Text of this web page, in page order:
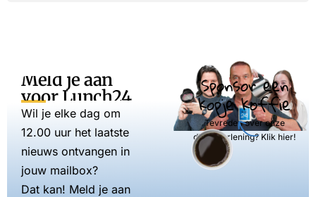
Meld je aan
voor Lunch24
Wil je elke dag om
12.00 uur het laatste
nieuws ontvangen in
jouw mailbox?
Dat kan! Meld je aan
Sponsor een
kopje koffie
Tevreden over onze
dienstverlening? Klik hier!